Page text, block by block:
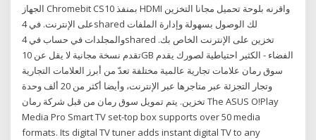
الجهاز Chromebit CS10 بمنفذ HDMI واقرنه بلوحة تحميل مجانا التخزين
على الإنترنت. في 4shared لك الوصول بسهولة وإدارة الملفات
والمجلدات في حساب في 4shared تخزين على الإنترنت الخاص بك.
تقدم نسخة مجانية لا يقل عن 10GB الفضاء - الكثير احتياطية لصورك يقدم
سوق رمان علامات تجارية عالمية مختلفة تعدّ من أبرز العلامات التجارية
وتجار التجزئة عبر متاجرها عبر الإنترنت، وأيضا أكثر من 20 ألف وحدة
تخزين. يتم تمويل سوق رمان من قبل شركة رمان The ASUS O!Play
Media Pro Smart TV set-top box supports over 50 media
formats. Its digital TV tuner adds instant digital TV to any